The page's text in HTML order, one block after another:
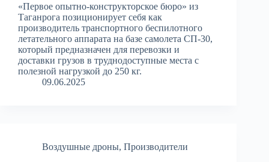
«Первое опытно-конструкторское бюро» из
Таганрога позиционирует себя как
производитель транспортного беспилотного
летательного аппарата на базе самолета СП-30,
который предназначен для перевозки и
доставки грузов в труднодоступные места с
полезной нагрузкой до 250 кг.
09.06.2025
Воздушные дроны, Производители